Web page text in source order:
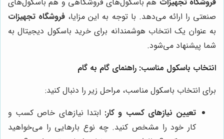
صنعتی را ارائه می‌دهد. با توجه به این مزایا، فروشگاه تجهیزات
به عنوان یک انتخاب هوشمندانه برای خرید باسکول دیجیتال به
شما پیشنهاد می‌شود.
انتخاب باسکول مناسب: راهنمای گام به گام
برای انتخاب باسکول مناسب، مراحل زیر را دنبال کنید:
تعیین نیازهای کسب و کار: ابتدا نیازهای خاص کسب و
کار خود را مشخص کنید. چه نوع بارهایی را می‌خواهید